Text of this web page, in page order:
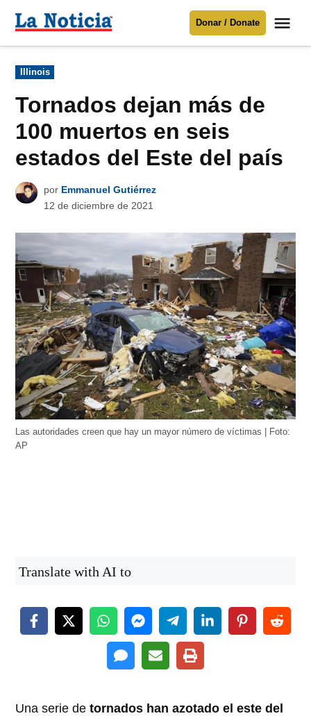
Para mantenerte informado necesitamos
Donar
contenido
Noticia
Donar / Donate
Publicado
en
Illinois
Tornados dejan más de
100 muertos en seis
estados del Este del país
por Emmanuel Gutiérrez
12 de diciembre de 2021
Las autoridades creen que hay un mayor número de víctimas | Foto:
AP
Translate with AI to
Una serie detornados han azotado el este del